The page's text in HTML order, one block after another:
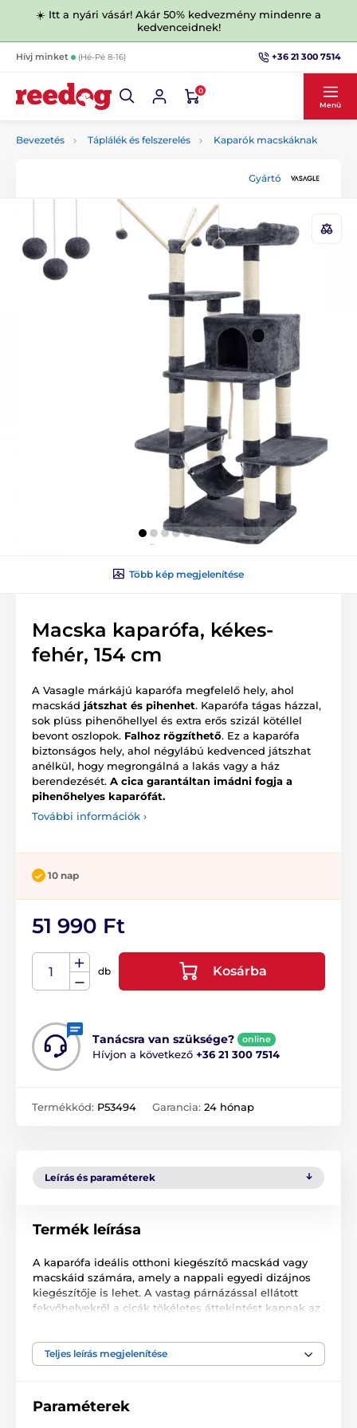
☀️ Itt a nyári vásár! Akár 50% kedvezmény mindenre a
kedvenceidnek!
Hívj minket (Hé-Pé 8-16) +36 21 300 7514
0
Menü
Bevezetés Táplálék és felszerelés Kaparók macskáknak
Gyártó
Több kép megjelenítése
Macska kaparófa, kékes-
fehér, 154 cm
A Vasagle márkájú kaparófa megfelelő hely, ahol
macskád játszhat és pihenhet. Kaparófa tágas házzal,
sok plüss pihenőhellyel és extra erős szizál kötéllel
bevont oszlopok. Falhoz rögzíthető. Ez a kaparófa
biztonságos hely, ahol négylábú kedvenced játszhat
anélkül, hogy megrongálná a lakás vagy a ház
berendezését. A cica garantáltan imádni fogja a
pihenőhelyes kaparófát.
További információk ›
10 nap
51 990 Ft
db Kosárba
Tanácsra van szüksége? online
Hívjon a következő +36 21 300 7514
Termékkód: P53494 Garancia: 24 hónap
Leírás és paraméterek
Termék leírása
A kaparófa ideális otthoni kiegészítő macskád vagy
macskáid számára, amely a nappali egyedi dizájnos
kiegészítője is lehet. A vastag párnázással ellátott
fekvőhelyekről a cicák tökéletes áttekintést kapnak az
kaparófa ideális kiscicák és idősebb macskák számára
is. A papírcsövek szizál-kötéllel lettek bevonva. A
Többszintes ház macskák számára, amely nem csak
Teljes leírás megjelenítése
Paraméterek